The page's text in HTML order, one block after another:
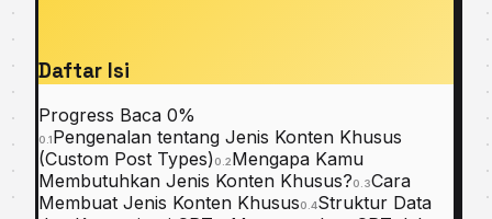
Daftar Isi
Progress Baca 0%
0.1Pengenalan tentang Jenis Konten Khusus
(Custom Post Types)0.2Mengapa Kamu
Membutuhkan Jenis Konten Khusus?0.3Cara
Membuat Jenis Konten Khusus0.4Struktur Data